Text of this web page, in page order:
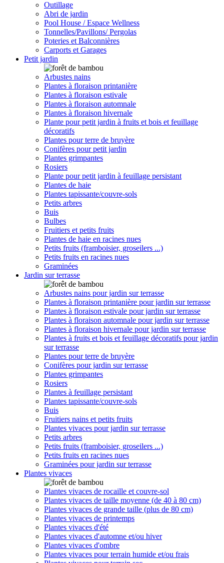
Outillage
Abri de jardin
Pool House / Espace Wellness
Tonnelles/Pavillons/ Pergolas
Poteries et Balconnières
Carports et Garages
Petit jardin
Arbustes nains
Plantes à floraison printanière
Plantes à floraison estivale
Plantes à floraison automnale
Plantes à floraison hivernale
Plante pour petit jardin à fruits et bois et feuillage
décoratifs
Plantes pour terre de bruyère
Conifères pour petit jardin
Plantes grimpantes
Rosiers
Plante pour petit jardin à feuillage persistant
Plantes de haie
Plantes tapissante/couvre-sols
Petits arbres
Buis
Bulbes
Fruitiers et petits fruits
Plantes de haie en racines nues
Petits fruits (framboisier, groseilers ...)
Petits fruits en racines nues
Graminées
Jardin sur terrasse
Arbustes nains pour jardin sur terrasse
Plantes à floraison printanière pour jardin sur terrasse
Plantes à floraison estivale pour jardin sur terrasse
Plantes à floraison automnale pour jardin sur terrasse
Plantes à floraison hivernale pour jardin sur terrasse
Plantes à fruits et bois et feuillage décoratifs pour jardin
sur terrasse
Plantes pour terre de bruyère
Conifères pour jardin sur terrasse
Plantes grimpantes
Rosiers
Plantes à feuillage persistant
Plantes tapissante/couvre-sols
Buis
Fruitiers nains et petits fruits
Plantes vivaces pour jardin sur terrasse
Petits arbres
Petits fruits (framboisier, groseilers ...)
Petits fruits en racines nues
Graminées pour jardin sur terrasse
Plantes vivaces
Plantes vivaces de rocaille et couvre-sol
Plantes vivaces de taille moyenne (de 40 à 80 cm)
Plantes vivaces de grande taille (plus de 80 cm)
Plantes vivaces de printemps
Plantes vivaces d'été
Plantes vivaces d'automne et/ou hiver
Plantes vivaces d'ombre
Plantes vivaces pour terrain humide et/ou frais